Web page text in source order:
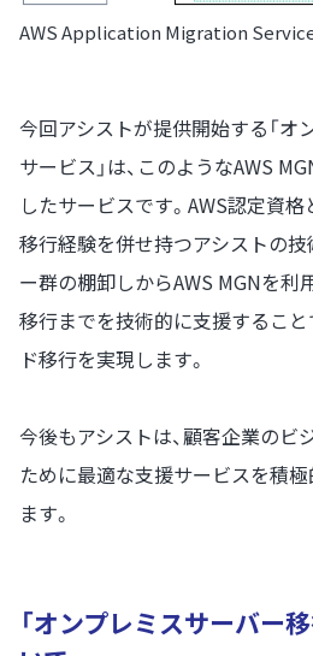
AWS Application Migration
今回アシストが提供開始する「オ
サービス」は、このようなAWS
したサービスです。AWS認定資
移行経験を併せ持つアシストの技
ー群の棚卸しからAWS MGNを利
移行までを技術的に支援するこ
ド移行を実現します。
今後もアシストは、顧客企業のビ
ために最適な支援サービスを積極
ます。
「オンプレミスサーバー